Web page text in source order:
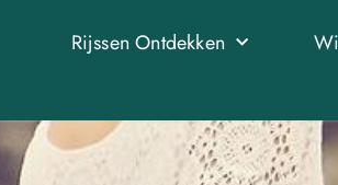
Rijssen Ontdekken